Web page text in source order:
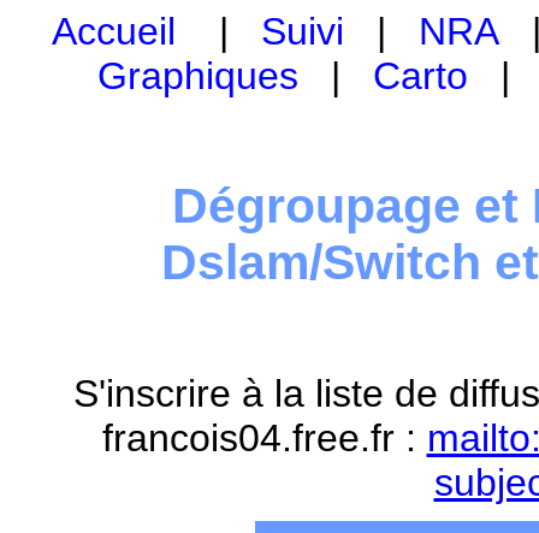
Accueil | Suivi | NRA
Graphiques | Carto
Dégroupage et
Dslam/Switch
S'inscrire à la liste de
francois04.free.fr :